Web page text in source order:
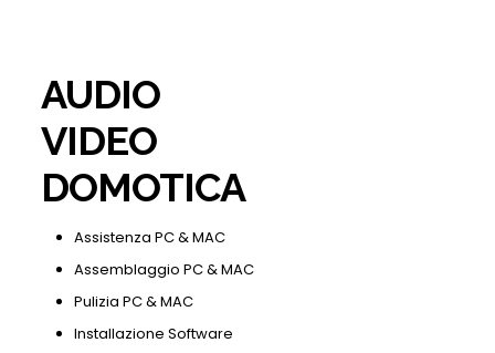
AUDIO
VIDEO
DOMOTICA
Assistenza PC & MAC
Assemblaggio PC & MAC
Pulizia PC & MAC
Installazione Software